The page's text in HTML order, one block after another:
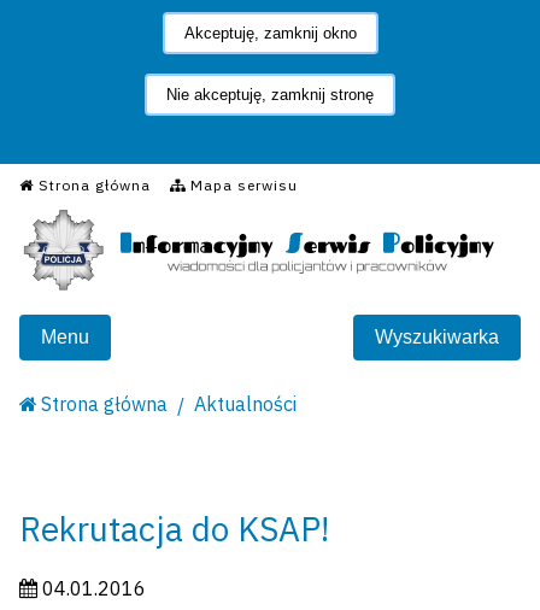
Akceptuję, zamknij okno
Nie akceptuję, zamknij stronę
Strona główna Mapa serwisu
Informacyjny Serwis
Menu Wyszukiwarka
Strona główna Aktualności
Rekrutacja do KSAP!
Data publikacji:
04.01.2016